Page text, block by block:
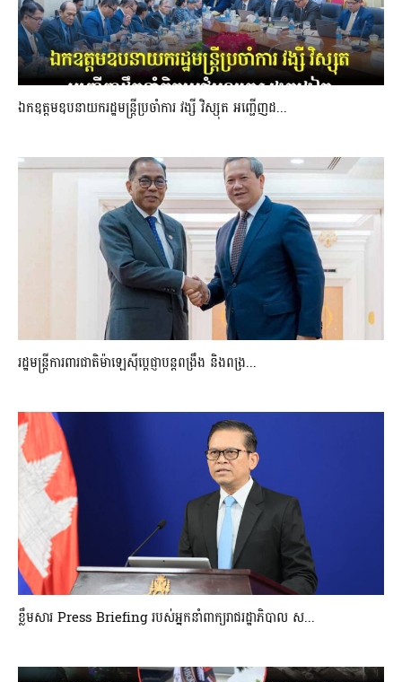
ឯកឧត្តមឧបនាយករដ្ឋមន្រ្តីប្រចាំការ វង្សី វិស្សុត អញ្ជើញដ...
រដ្ឋមន្ត្រីការពារជាតិម៉ាឡេស៊ីប្ដេជ្ញាបន្តពង្រឹង និងពង្រ...
ខ្លឹមសារ Press Briefing របស់អ្នកនាំពាក្យរាជរដ្ឋាភិបាល ស...